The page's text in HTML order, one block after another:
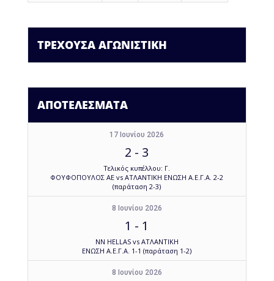
ΤΡΕΧΟΥΣΑ ΑΓΩΝΙΣΤΙΚΗ
ΑΠΟΤΕΛΕΣΜΑΤΑ
17 Ιουνίου 2026
2 - 3
Τελικός κυπέλλου: Γ.
ΦΟΥΦΟΠΟΥΛΟΣ ΑΕ vs ΑΤΛΑΝΤΙΚΗ ΕΝΩΣΗ Α.Ε.Γ.Α. 2-2
(παράταση 2-3)
8 Ιουνίου 2026
1 - 1
NN HELLAS vs ΑΤΛΑΝΤΙΚΗ
ΕΝΩΣΗ Α.Ε.Γ.Α. 1-1 (παράταση 1-2)
8 Ιουνίου 2026